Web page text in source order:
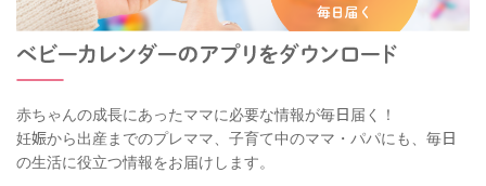
赤ちゃんの成長にあったママに必要な情報が毎日届く！
妊娠から出産までのプレママ、子育て中のママ・パパにも、毎日
の生活に役立つ情報をお届けします。